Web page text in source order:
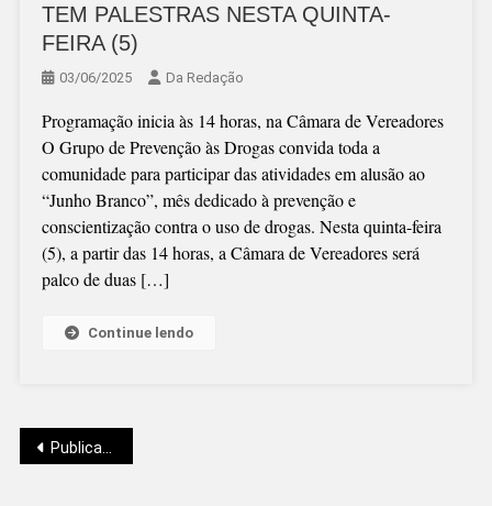
TEM PALESTRAS NESTA QUINTA-
FEIRA (5)
03/06/2025 Da Redação
Programação inicia às 14 horas, na Câmara de Vereadores
O Grupo de Prevenção às Drogas convida toda a
comunidade para participar das atividades em alusão ao
“Junho Branco”, mês dedicado à prevenção e
conscientização contra o uso de drogas. Nesta quinta-feira
(5), a partir das 14 horas, a Câmara de Vereadores será
palco de duas […]
Continue lendo
Navegação
Publicações mais antigas